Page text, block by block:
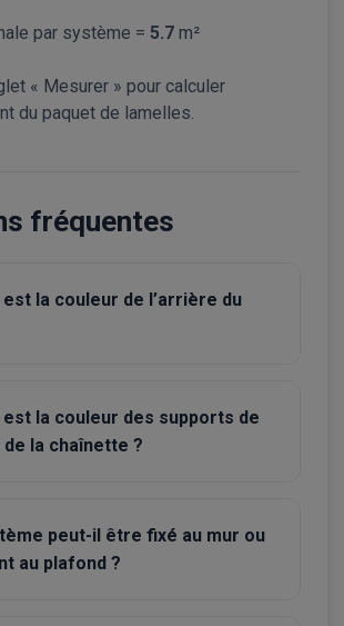
par système = 5.7 m²
« Mesurer » pour calculer
du paquet de lamelles.
fréquentes
est la couleur de l’arrière du
est la couleur des supports de
la chaînette ?
peut-il être fixé au mur ou
au plafond ?